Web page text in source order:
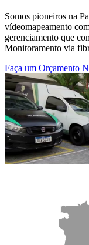
Somos pioneiros na
vídeomapeamento
gerenciamento que
Monitoramento via
Faça um Orçamento